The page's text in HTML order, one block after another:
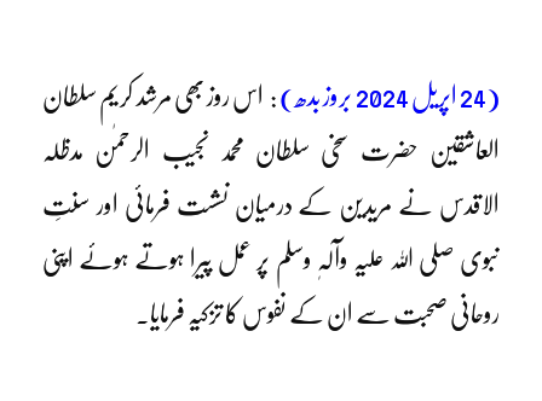
(24 اپریل 2024 بروز بدھ) : اس روز بھی مرشد کریم سلطان
العاشقین حضرت سخی سلطان محمد نجیب الرحمٰن مدظلہ
الاقدس نے مریدین کے درمیان نشست فرمائی اور سنتِ
نبوی صلی اللہ علیہ وآلہٖ وسلم پر عمل پیرا ہوتے ہوئے اپنی
روحانی صحبت سے ان کے نفوس کا تزکیہ فرمایا۔